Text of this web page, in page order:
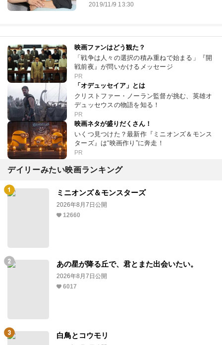
2019/11/9 13:30
映画ファンはどう観た？
「戦争は人々の選択の積み重ねで始まる」『開
戦前夜』が問いかけるメッセージ
PR
「オデュッセイア」とは
クリストファー・ノーラン監督が挑む、英雄オ
デュッセウスの物語を知る！
PR
映画ネタが盛りだくさん！
いくつ見つけた？最新作『ミニオンズ＆モンス
ターズ』は“映画作り”に奔走！
PR
デイリーみたい映画ランキング
ミニオンズ＆モンスターズ
2026年8月7日公開
12660
あの星が降る丘で、君とまた出会いたい。
2026年8月7日公開
6017
白鳥とコウモリ